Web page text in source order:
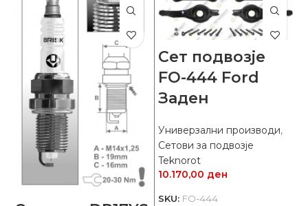
Сет подвозје
FO-444 Ford
Заден
Универзални производи,
Сетови за подвозје
Teknorot
10.170,00 ден
SKU: FO-444